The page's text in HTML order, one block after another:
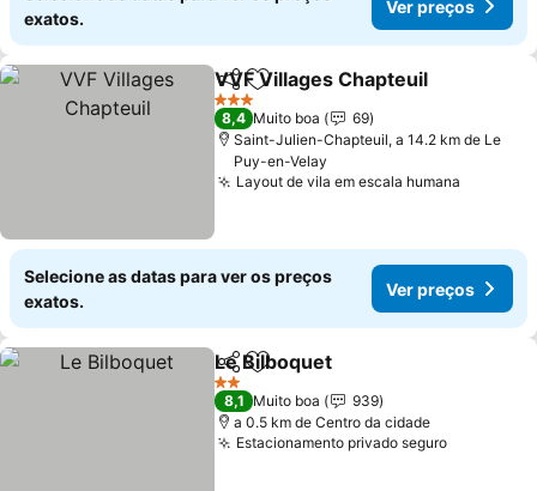
exatos.
Ver preços
PartilharAdicionar aos favoritos
VVF Villages Chapteuil
3 Estrelas
8,4 Muito boa
69
Saint-Julien-Chapteuil, a 14.2 km de Le
Puy-en-Velay
Layout de vila em escala humana
Selecione as datas para ver os preços
exatos.
Ver preços
PartilharAdicionar aos favoritos
Le Bilboquet
2 Estrelas
8,1 Muito boa
939
a 0.5 km de Centro da cidade
Estacionamento privado seguro